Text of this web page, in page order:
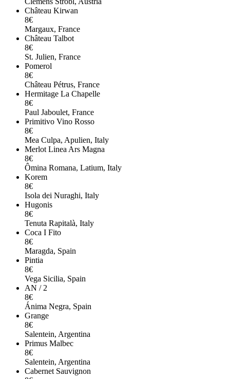
Château Kirwan
8€
Margaux, France
Château Talbot
8€
St. Julien, France
Pomerol
8€
Château Pétrus, France
Hermitage La Chapelle
8€
Paul Jaboulet, France
Primitivo Vino Rosso
8€
Mea Culpa, Apulien, Italy
Merlot Linea Ars Magna
8€
Ômina Romana, Latium, Italy
Korem
8€
Isola dei Nuraghi, Italy
Hugonis
8€
Tenuta Rapitalà, Italy
Coca I Fito
8€
Maragda, Spain
Pintia
8€
Vega Sicilia, Spain
AN / 2
8€
Ánima Negra, Spain
Grange
8€
Salentein, Argentina
Primus Malbec
8€
Salentein, Argentina
Cabernet Sauvignon